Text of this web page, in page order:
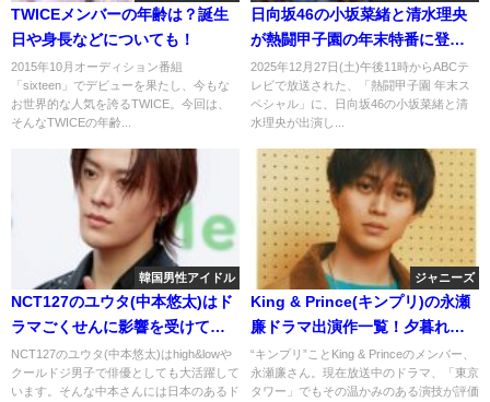
TWICEメンバーの年齢は？誕生
日や身長などについても！
2015年10月オーディション番組
「sixteen」でデビューを果たし、今もな
お世界的な人気を誇るTWICE。今回は、
そんなTWICEの年齢...
日向坂46の小坂菜緒と清水理央
が熱闘甲子園の年末特番に登
場！市立船橋応援曲を語った！
2025年12月27日(土)午後11時からABCテ
レビで放送された、「熱闘甲子園 年末ス
ペシャル」に、日向坂46の小坂菜緒と清
水理央が出演し...
韓国男性アイドル
NCT127のユウタ(中本悠太)はド
ラマごくせんに影響を受けてい
た？high&lowやクールドジ男子
での演技にも注目！
NCT127のユウタ(中本悠太)はhigh&lowや
クールドジ男子で俳優としても大活躍して
います。そんな中本さんには日本のあるド
ジャニーズ
King & Prince(キンプリ)の永瀬
廉ドラマ出演作一覧！夕暮れに
手をつなぐに最新のラストマン
など全作品を！
“キンプリ”ことKing & Princeのメンバー、
永瀬廉さん。現在放送中のドラマ、「東京
タワー」でもその温かみのある演技が評価